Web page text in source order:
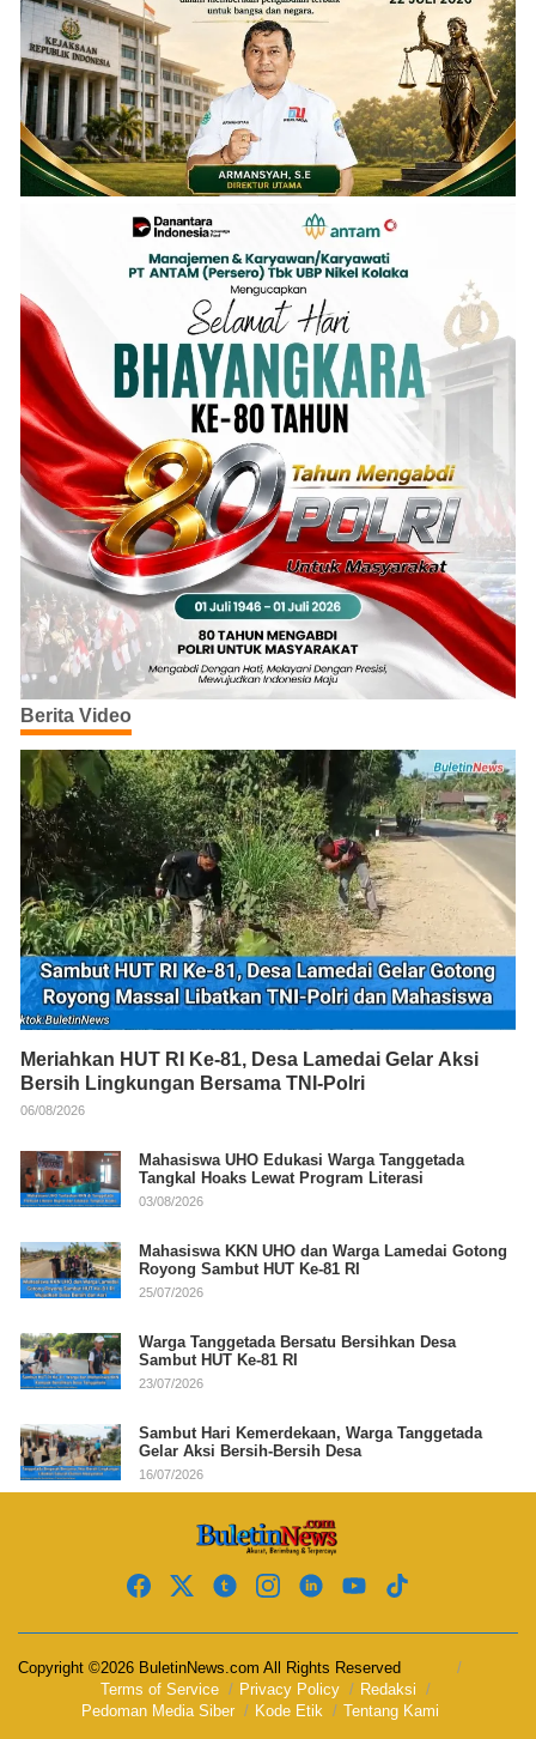
Berita Video
Meriahkan HUT RI Ke-81, Desa Lamedai Gelar Aksi
Bersih Lingkungan Bersama TNI-Polri
06/08/2026
Mahasiswa UHO Edukasi Warga Tanggetada
Tangkal Hoaks Lewat Program Literasi
03/08/2026
Mahasiswa KKN UHO dan Warga Lamedai Gotong
Royong Sambut HUT Ke-81 RI
25/07/2026
Warga Tanggetada Bersatu Bersihkan Desa
Sambut HUT Ke-81 RI
23/07/2026
Sambut Hari Kemerdekaan, Warga Tanggetada
Gelar Aksi Bersih-Bersih Desa
16/07/2026
Copyright ©2026 BuletinNews.com All Rights Reserved
Terms of Service
Privacy Policy
Redaksi
Pedoman Media Siber
Kode Etik Tentang Kami